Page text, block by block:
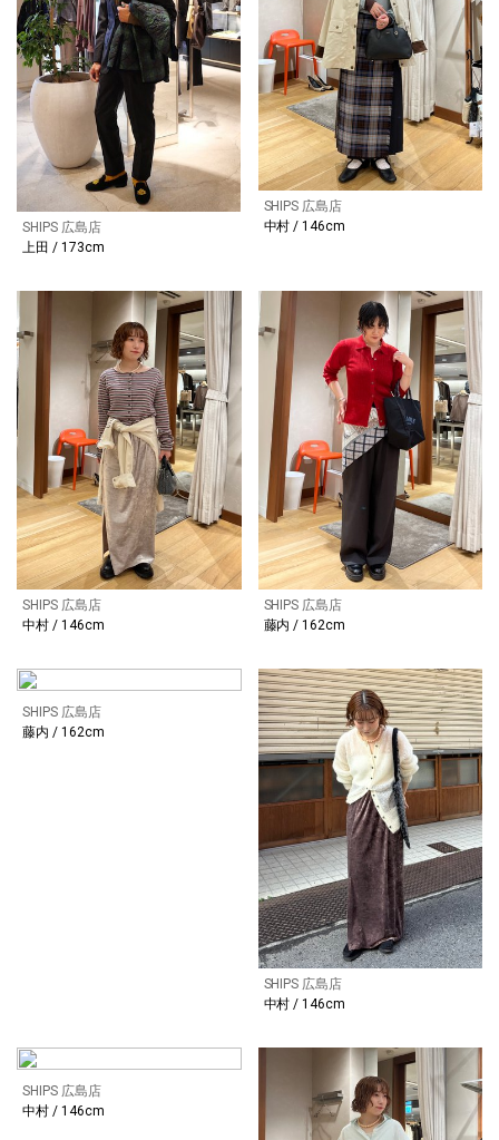
SHIPS 広島店
上田 / 173cm
SHIPS 広島店
中村 / 146cm
SHIPS 広島店
中村 / 146cm
SHIPS 広島店
藤内 / 162cm
SHIPS 広島店
藤内 / 162cm
SHIPS 広島店
中村 / 146cm
SHIPS 広島店
中村 / 146cm